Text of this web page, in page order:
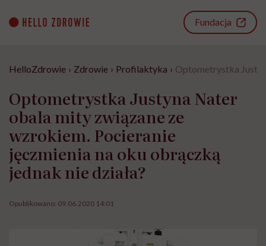
content
Fundacja
HelloZdrowie › Zdrowie › Profilaktyka › Optometrystka
Optometrystka Justyna Nater
obala mity związane ze
wzrokiem. Pocieranie
jęczmienia na oku obrączką
jednak nie działa?
Opublikowano: 09.06.2020 14:01